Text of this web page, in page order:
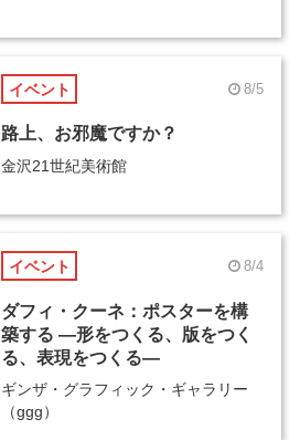
イベント 8/5
路上、お邪魔ですか？
金沢21世紀美術館
イベント 8/4
ダフィ・クーネ：ポスターを構
築する ―形をつくる、版をつく
る、表現をつくる―
ギンザ・グラフィック・ギャラリー
（ggg）